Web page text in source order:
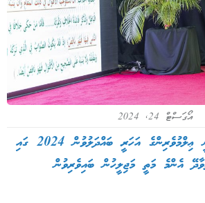
އޯގަސްޓް 24, 2024
ފޮޓޯ: ދިވެހިރާއްޖޭގެ ދީނީ ޢިލްމުވެރިންގެ އަހަރީ ބައްދަލުވުން 2024 ގައި
އެންމެ މަތީ މަޖިލީހުން ބައިވެރިވުން